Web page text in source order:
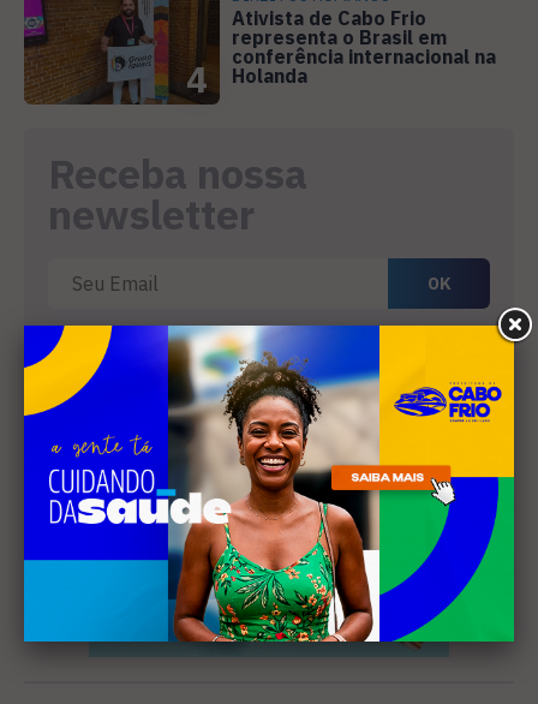
4
Ativista de Cabo Frio
representa o Brasil em
conferência internacional na
Holanda
Receba nossa
newsletter